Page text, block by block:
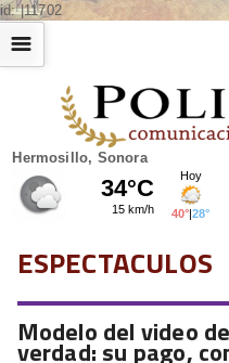
id: |11702
Hermosillo, Sonora
☰
ESPECTACULOS
Modelo del video
verdad: su pago,